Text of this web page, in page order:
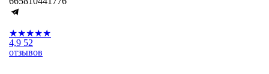
★★★★★
4,9 52
отзывов